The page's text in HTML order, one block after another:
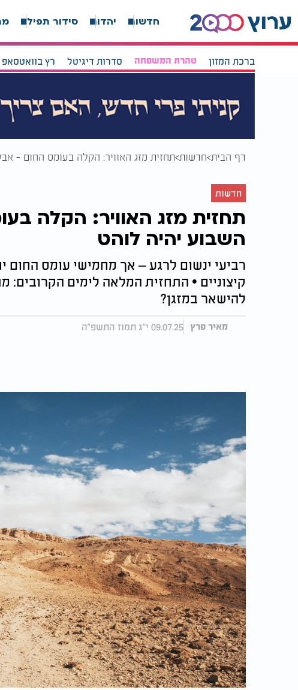
חדשות יהדות סידור תפילה
ברכת המזון טהרת המשפחה סדרות דיגיטל רץ בוואטסאפ
דף הבית חדשות תחזית מזג האוויר: הקלה בעומס החום -
חדשות
תחזית מזג האוויר: הקלה
השבוע יהיה לוהט
רביעי ינשום לרגע – אך מחמישי עומס החום
קיצוניים • התחזית המלאה לימים הקרובים:
להישאר במזגן?
מאיר פרץ 09.07.25 י"ג תמוז התשפ"ה